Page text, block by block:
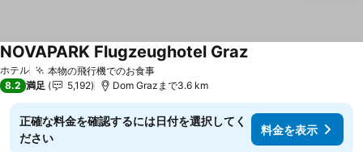
ホテル 本物の飛行機でのお食事
NOVAPARK Flugzeughotel Graz
8.2 満足 5,192 Dom Grazまで3.6 km
正確な料金を確認するには日付を選択してく
ださい
料金を表示